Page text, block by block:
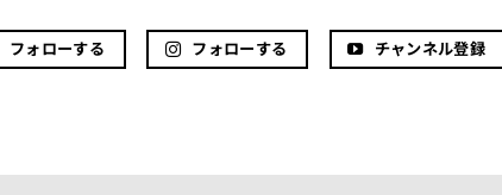
フォローする フォローする チャンネル登録